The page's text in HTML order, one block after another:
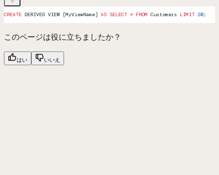
CREATE DERIVED VIEW [MyViewName] AS SELECT * FROM Customers LIMIT 20;
このページは役に立ちましたか？
はい いいえ